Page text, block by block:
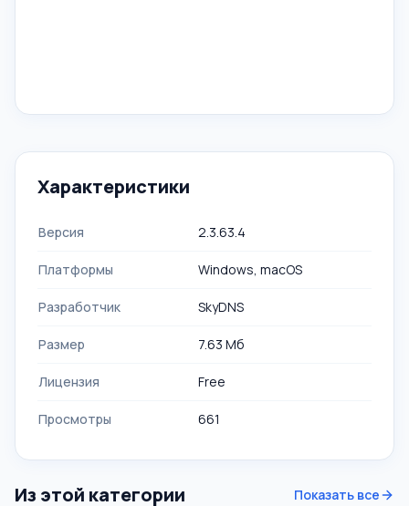
Характеристики
Версия 2.3.63.4
Платформы Windows, macOS
Разработчик SkyDNS
Размер 7.63 Мб
Лицензия Free
Просмотры 661
Из этой категории Показать все